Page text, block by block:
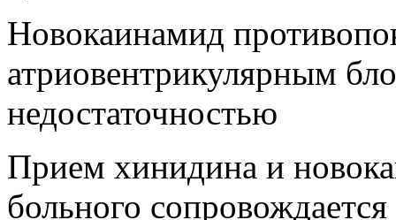
Новокаинамид
атриовентрикулярным
недостаточностью
Прием хинидина и
больного